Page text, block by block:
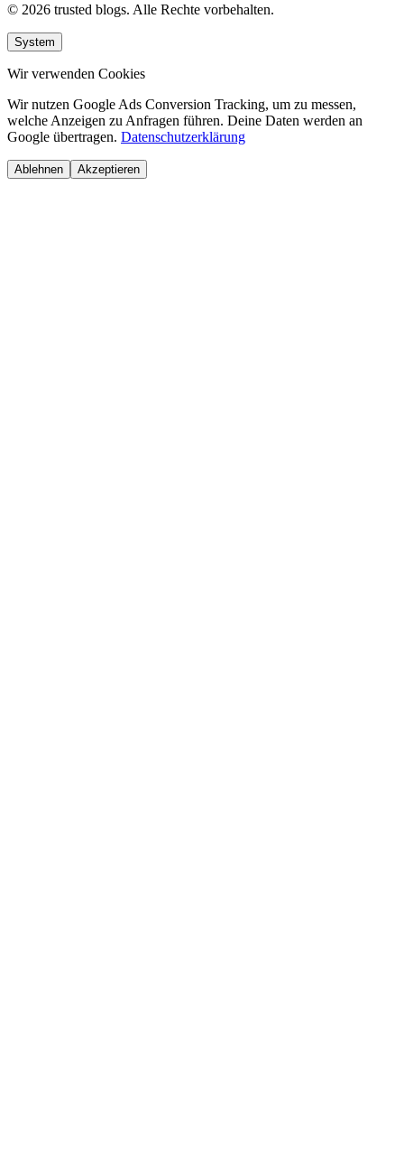
© 2026 trusted blogs. Alle Rechte vorbehalten.
System
Wir verwenden Cookies
Wir nutzen Google Ads Conversion Tracking, um zu messen,
welche Anzeigen zu Anfragen führen. Deine Daten werden an
Google übertragen. Datenschutzerklärung
Ablehnen Akzeptieren